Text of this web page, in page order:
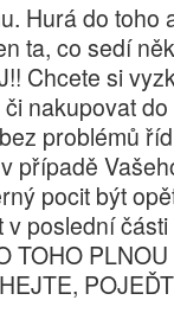
Hurá do toho
ta, co sedí
Chcete si
nakupovat
problémů
případě
pocit být
poslední
TOHO